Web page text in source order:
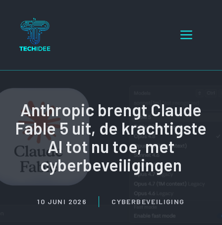
inhoud
Menu
Anthropic brengt Claude
Fable 5 uit, de krachtigste
AI tot nu toe, met
cyberbeveiligingen
10 JUNI 2026 CYBERBEVEILIGING